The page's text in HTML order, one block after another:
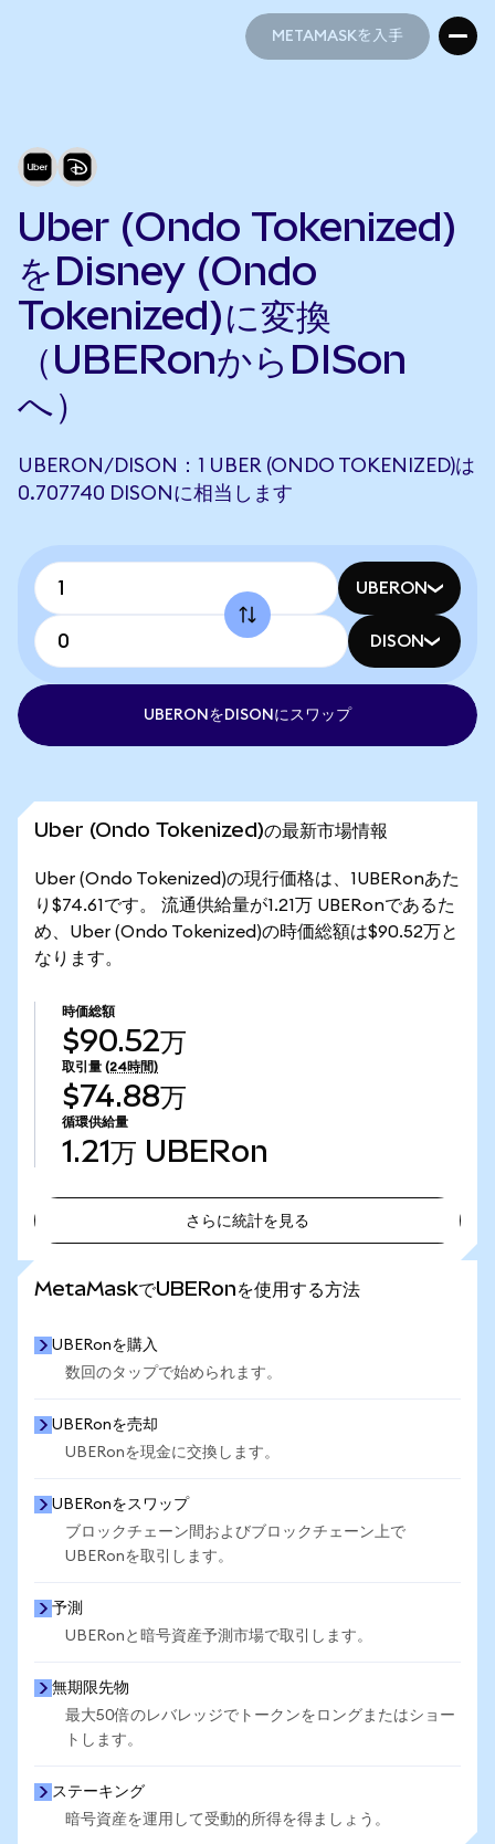
METAMASKを入手
Uber (Ondo Tokenized)
をDisney (Ondo
Tokenized)に変換
（UBERonからDISon
へ）
UBERON/DISON：1 UBER (ONDO TOKENIZED)は
0.707740 DISONに相当します
UBERON
DISON
UBERONをDISONにスワップ
Uber (Ondo Tokenized)の最新市場情報
Uber (Ondo Tokenized)の現行価格は、1UBERonあた
り$74.61です。 流通供給量が1.21万 UBERonであるた
め、Uber (Ondo Tokenized)の時価総額は$90.52万と
なります。
時価総額
$90.52万
取引量 (24時間)
$74.88万
循環供給量
1.21万 UBERon
さらに統計を見る
MetaMaskでUBERonを使用する方法
UBERonを購入
数回のタップで始められます。
UBERonを売却
UBERonを現金に交換します。
UBERonをスワップ
ブロックチェーン間およびブロックチェーン上で
UBERonを取引します。
予測
UBERonと暗号資産予測市場で取引します。
無期限先物
最大50倍のレバレッジでトークンをロングまたはショー
トします。
ステーキング
暗号資産を運用して受動的所得を得ましょう。